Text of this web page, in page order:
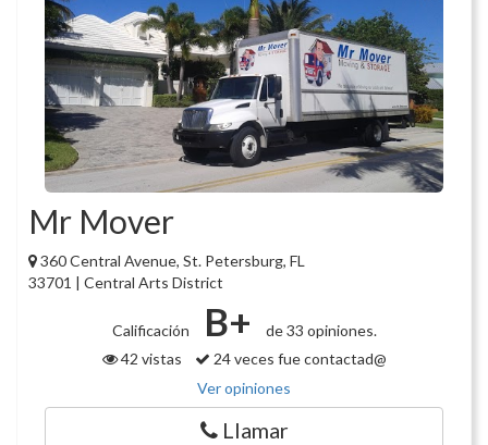
Mr Mover
360 Central Avenue, St. Petersburg, FL
33701 | Central Arts District
Calificación B+
de 33 opiniones.
42 vistas
24 veces fue contactad@
Ver opiniones
Llamar